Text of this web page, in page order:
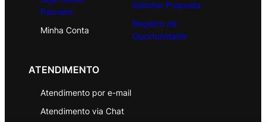
Parceiro
Minha Conta
Solicitar Proposta
Registro de
Oportunidade
ATENDIMENTO
Atendimento por e-mail
Atendimento via Chat